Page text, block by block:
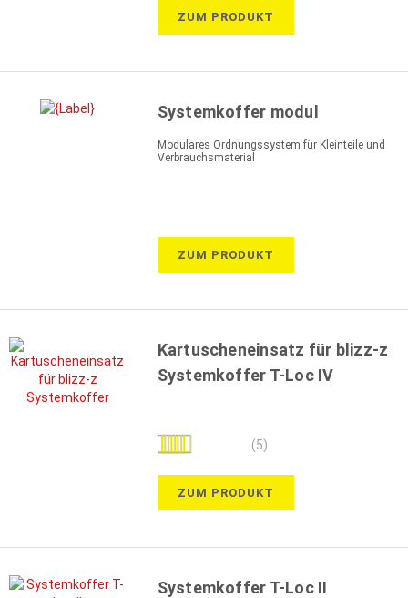
ZUM PRODUKT
Systemkoffer modul
Modulares Ordnungssystem für Kleinteile und
Verbrauchsmaterial
ZUM PRODUKT
Kartuscheneinsatz für blizz-z
Systemkoffer T-Loc IV
Bewertung: (5)
ZUM PRODUKT
Systemkoffer T-Loc II